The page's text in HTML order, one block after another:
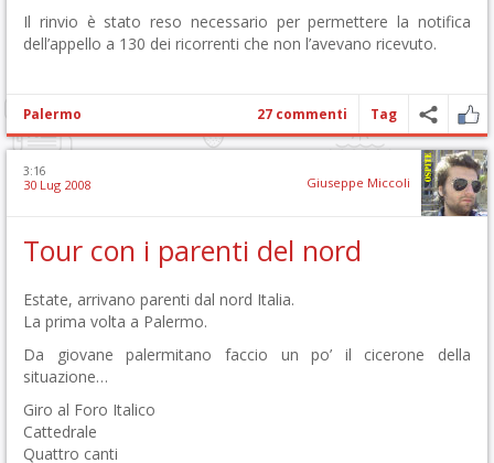
Il rinvio è stato reso necessario per permettere la notifica
dell’appello a 130 dei ricorrenti che non l’avevano ricevuto.
Palermo 27 commenti Tag
3:16
30 Lug 2008 Giuseppe Miccoli
Tour con i parenti del nord
Estate, arrivano parenti dal nord Italia.
La prima volta a Palermo.
Da giovane palermitano faccio un po’ il cicerone della
situazione…
Giro al Foro Italico
Cattedrale
Quattro canti